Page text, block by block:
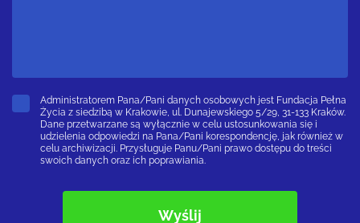
Administratorem Pana/Pani danych osobowych jest Fundacja Pełna
Życia z siedzibą w Krakowie, ul. Dunajewskiego 5/29, 31-133 Kraków.
Dane przetwarzane są wyłącznie w celu ustosunkowania się i
udzielenia odpowiedzi na Pana/Pani korespondencję, jak również w
celu archiwizacji. Przysługuje Panu/Pani prawo dostępu do treści
swoich danych oraz ich poprawiania.